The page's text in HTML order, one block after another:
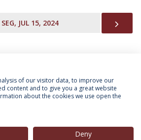
SEG, JUL 15, 2024
of our visitor data, to improve our
content and to give you a great website
about the cookies we use open the
Deny